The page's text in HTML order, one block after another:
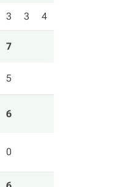
3 3 4
7
5
6
0